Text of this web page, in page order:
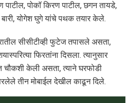
पोकॉ किरण पाटील, छगन तायडे,
योगेश घुगे यांचे पथक तयार केले.
सीसीटीव्ही फुटेज तपासले असता,
फिरतांना दिसला. त्यानुसार
चौकशी केली असता, त्याने घरफोडी
तीन मोबाईल देखील काढून दिले.